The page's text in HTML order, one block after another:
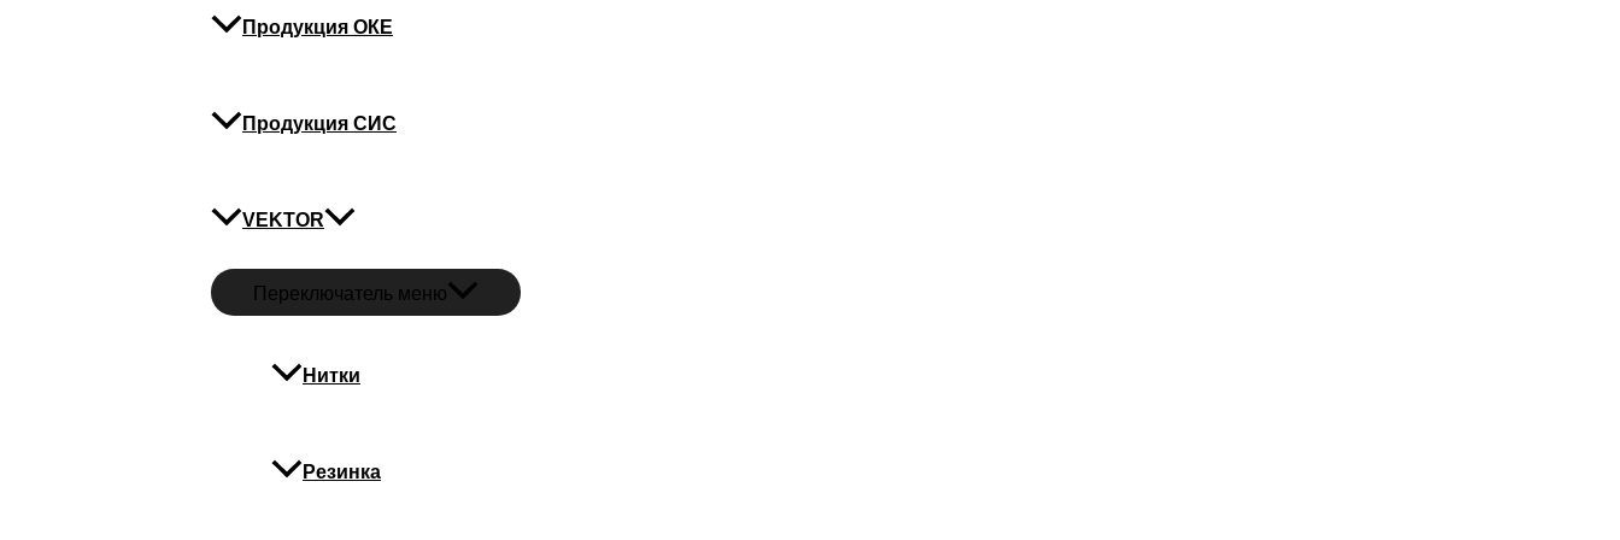
Продукция ОКЕ
Продукция СИС
VEKTOR
Переключатель меню
Нитки
Резинка